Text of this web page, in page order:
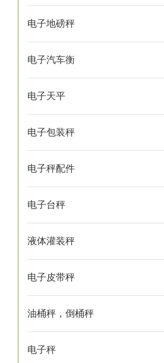
电子地磅秤
电子汽车衡
电子天平
电子包装秤
电子秤配件
电子台秤
液体灌装秤
电子皮带秤
油桶秤，倒桶秤
电子秤